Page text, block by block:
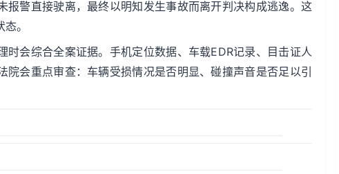
警直接驶离，最终以明知发生事故而离开判决构成逃逸。这
。
会综合全案证据。手机定位数据、车载EDR记录、目击证人
会重点审查：车辆受损情况是否明显、碰撞声音是否足以引